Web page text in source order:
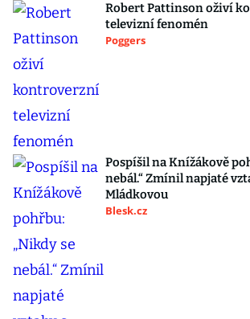
Robert Pattinson oživí
televizní fenomén
Poggers
Pospíšil na Knížákově
nebál.“ Zmínil napjaté
Mládkovou
Blesk.cz